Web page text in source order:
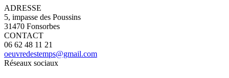
ADRESSE
5, impasse des Poussins
31470 Fonsorbes
CONTACT
06 62 48 11 21
oeuvredestemps@gmail.com
Réseaux sociaux